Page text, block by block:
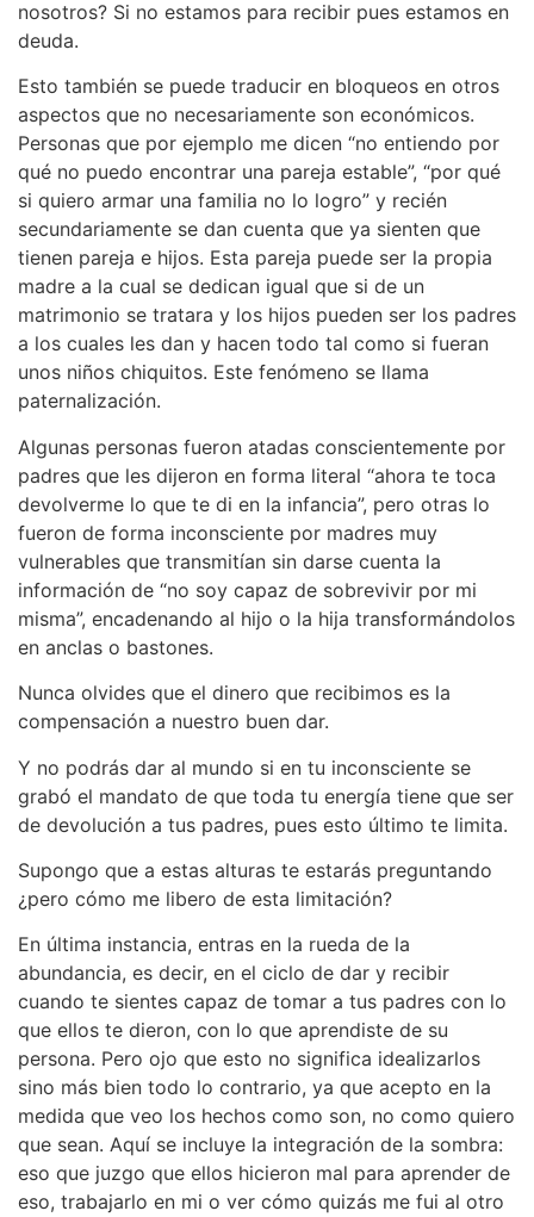
nosotros? Si no estamos para recibir pues estamos en
deuda.
Esto también se puede traducir en bloqueos en otros
aspectos que no necesariamente son económicos.
Personas que por ejemplo me dicen “no entiendo por
qué no puedo encontrar una pareja estable”, “por qué
si quiero armar una familia no lo logro” y recién
secundariamente se dan cuenta que ya sienten que
tienen pareja e hijos. Esta pareja puede ser la propia
madre a la cual se dedican igual que si de un
matrimonio se tratara y los hijos pueden ser los padres
a los cuales les dan y hacen todo tal como si fueran
unos niños chiquitos. Este fenómeno se llama
paternalización.
Algunas personas fueron atadas conscientemente por
padres que les dijeron en forma literal “ahora te toca
devolverme lo que te di en la infancia”, pero otras lo
fueron de forma inconsciente por madres muy
vulnerables que transmitían sin darse cuenta la
información de “no soy capaz de sobrevivir por mi
misma”, encadenando al hijo o la hija transformándolos
en anclas o bastones.
Nunca olvides que el dinero que recibimos es la
compensación a nuestro buen dar.
Y no podrás dar al mundo si en tu inconsciente se
grabó el mandato de que toda tu energía tiene que ser
de devolución a tus padres, pues esto último te limita.
Supongo que a estas alturas te estarás preguntando
¿pero cómo me libero de esta limitación?
En última instancia, entras en la rueda de la
abundancia, es decir, en el ciclo de dar y recibir
cuando te sientes capaz de tomar a tus padres con lo
que ellos te dieron, con lo que aprendiste de su
persona. Pero ojo que esto no significa idealizarlos
sino más bien todo lo contrario, ya que acepto en la
medida que veo los hechos como son, no como quiero
que sean. Aquí se incluye la integración de la sombra:
eso que juzgo que ellos hicieron mal para aprender de
eso, trabajarlo en mi o ver cómo quizás me fui al otro